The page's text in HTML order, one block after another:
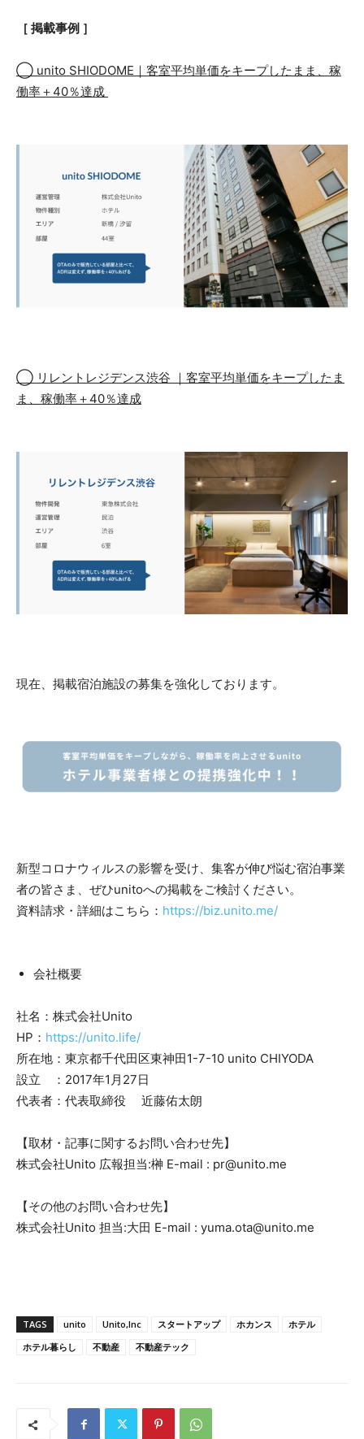
［ 掲載事例 ］
◯ unito SHIODOME｜客室平均単価をキープしたまま、稼
働率＋40％達成
◯ リレントレジデンス渋谷 ｜客室平均単価をキープしたま
ま、稼働率＋40％達成
現在、掲載宿泊施設の募集を強化しております。
新型コロナウィルスの影響を受け、集客が伸び悩む宿泊事業
者の皆さま、ぜひunitoへの掲載をご検討ください。
資料請求・詳細はこちら： https://biz.unito.me/
会社概要
社名：株式会社Unito
HP： https://unito.life/
所在地：東京都千代田区東神田1-7-10 unito CHIYODA
設立 ：2017年1月27日
代表者：代表取締役 近藤佑太朗
【取材・記事に関するお問い合わせ先】
株式会社Unito 広報担当:榊 E-mail : pr@unito.me
【その他のお問い合わせ先】
株式会社Unito 担当:大田 E-mail : yuma.ota@unito.me
TAGS unito Unito,Inc スタートアップ ホカンス
ホテル
ホテル暮らし
不動産 不動産テック